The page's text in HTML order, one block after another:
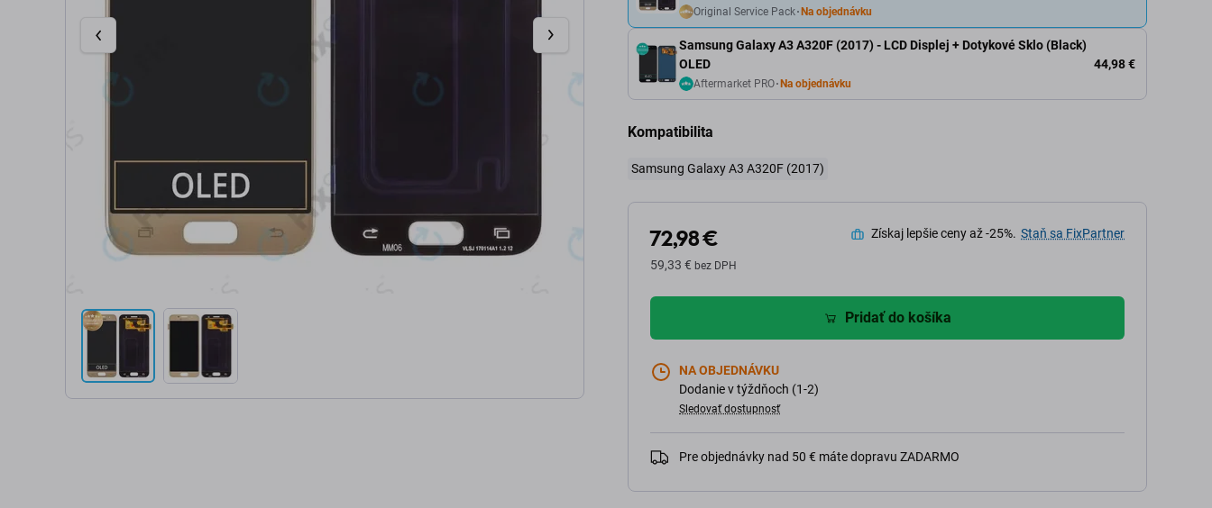
Original Service Pack Na objednávku
Samsung Galaxy A3 A320F (2017) - LCD Displej + Dotykové Sklo (Black)
OLED
Aftermarket PRO Na objednávku
44,98 €
Kompatibilita
Samsung Galaxy A3 A320F (2017)
72,98 €
59,33 € bez DPH
Získaj lepšie ceny až -25%. Staň sa FixPartner
Pridať do košíka
NA OBJEDNÁVKU
Dodanie v týždňoch (1-2)
Sledovať dostupnosť
Pre objednávky nad 50 € máte dopravu ZADARMO